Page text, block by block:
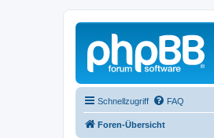
Schnellzugriff FAQ
Foren-Übersicht